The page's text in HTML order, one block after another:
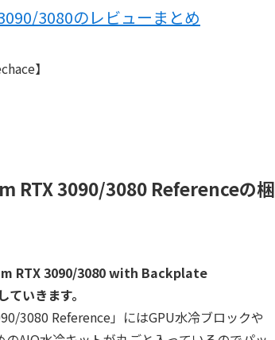
3080のレビューまとめ
】
RTX 3090/3080 Referenceの梱
RTX 3090/3080 with Backplate
いきます。
3080 Reference」にはGPU水冷ブロックや